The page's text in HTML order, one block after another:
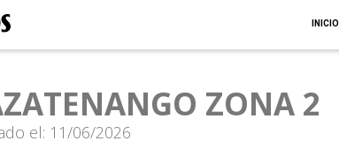
INICIO
ZONA 2
el: 11/06/2026